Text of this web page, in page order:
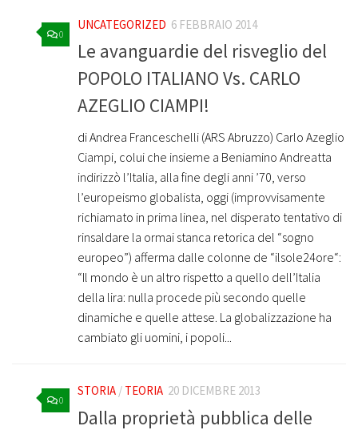
0
UNCATEGORIZED 6 FEBBRAIO 2014
Le avanguardie del risveglio del
POPOLO ITALIANO Vs. CARLO
AZEGLIO CIAMPI!
di Andrea Franceschelli (ARS Abruzzo) Carlo Azeglio
Ciampi, colui che insieme a Beniamino Andreatta
indirizzò l’Italia, alla fine degli anni ’70, verso
l’europeismo globalista, oggi (improvvisamente
richiamato in prima linea, nel disperato tentativo di
rinsaldare la ormai stanca retorica del “sogno
europeo”) afferma dalle colonne de “ilsole24ore“:
“Il mondo è un altro rispetto a quello dell’Italia
della lira: nulla procede più secondo quelle
dinamiche e quelle attese. La globalizzazione ha
cambiato gli uomini, i popoli...
0
STORIA / TEORIA 20 DICEMBRE 2013
Dalla proprietà pubblica delle